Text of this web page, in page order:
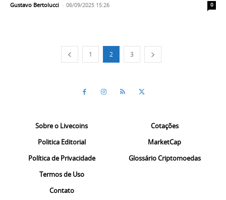
Gustavo Bertolucci - 06/09/2025 15:26 0
1 2 3
Sobre o Livecoins
Politica Editorial
Política de Privacidade
Termos de Uso
Contato
Cotações
MarketCap
Glossário Criptomoedas